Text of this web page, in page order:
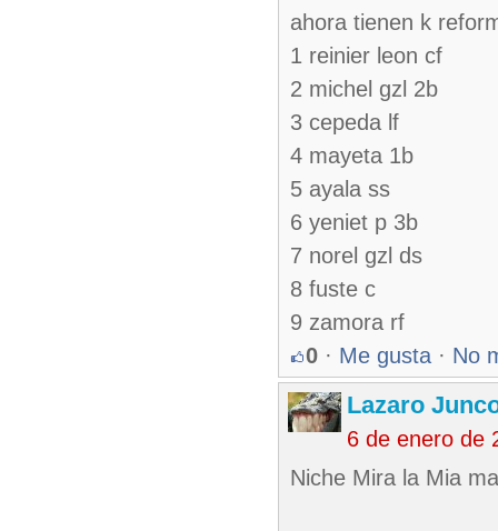
ahora tienen k
1 reinier leon cf
2 michel gzl 2b
3 cepeda lf
4 mayeta 1b
5 ayala ss
6 yeniet p 3b
7 norel gzl ds
8 fuste c
9 zamora rf
0 · Me gusta · No
Lazaro
6 de enero de
Niche Mira la Mia